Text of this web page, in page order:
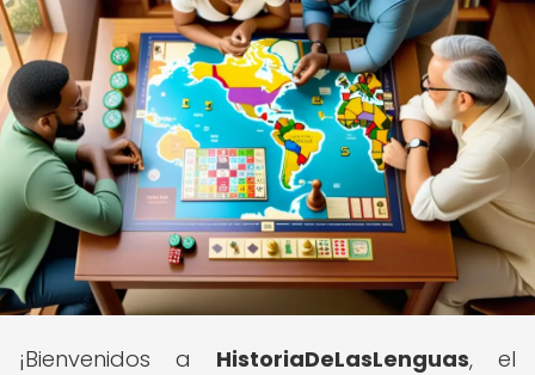
¡Bienvenidos a HistoriaDeLasLenguas, el